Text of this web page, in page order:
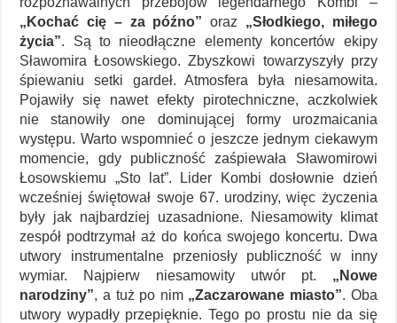
„Kochać cię – za późno” oraz „Słodkiego, miłego
życia”. Są to nieodłączne elementy koncertów ekipy
Sławomira Łosowskiego. Zbyszkowi towarzyszyły przy
śpiewaniu setki gardeł. Atmosfera była niesamowita.
Pojawiły się nawet efekty pirotechniczne, aczkolwiek
nie stanowiły one dominującej formy urozmaicania
występu. Warto wspomnieć o jeszcze jednym ciekawym
momencie, gdy publiczność zaśpiewała Sławomirowi
Łosowskiemu „Sto lat”. Lider Kombi dosłownie dzień
wcześniej świętował swoje 67. urodziny, więc życzenia
były jak najbardziej uzasadnione. Niesamowity klimat
zespół podtrzymał aż do końca swojego koncertu. Dwa
utwory instrumentalne przeniosły publiczność w inny
wymiar. Najpierw niesamowity utwór pt. „Nowe
narodziny”, a tuż po nim „Zaczarowane miasto”. Oba
utwory wypadły przepięknie. Tego po prostu nie da się